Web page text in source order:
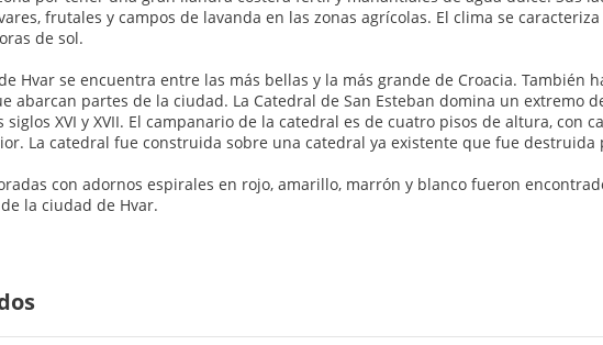
frutales y campos de lavanda en las zonas agrícolas. El clima se
de sol.
Hvar se encuentra entre las más bellas y la más grande de Croacia. También
abarcan partes de la ciudad. La Catedral de San Esteban domina un extremo
XVI y XVII. El campanario de la catedral es de cuatro pisos de altura, con
La catedral fue construida sobre una catedral ya existente que fue destruida
con adornos espirales en rojo, amarillo, marrón y blanco fueron
la ciudad de Hvar.